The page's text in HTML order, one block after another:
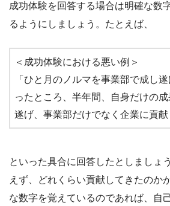
成功体験を回答する場合は明確な数
るようにしましょう。たとえば、
＜成功体験における悪い例＞
「ひと月のノルマを事業部で成し
ったところ、半年間、自身だけの
遂げ、事業部だけでなく企業に貢献
といった具合に回答したとしましょ
えず、どれくらい貢献してきたのか
な数字を覚えているのであれば、自